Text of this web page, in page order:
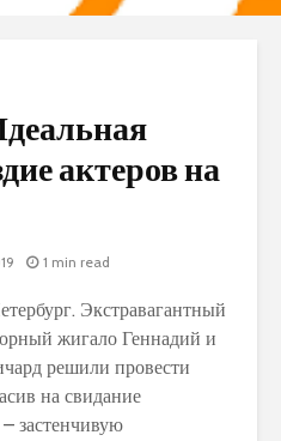
актеров на
1 min read
Экстравагантный
жигало Геннадий и
решили провести
на свидание
застенчивую